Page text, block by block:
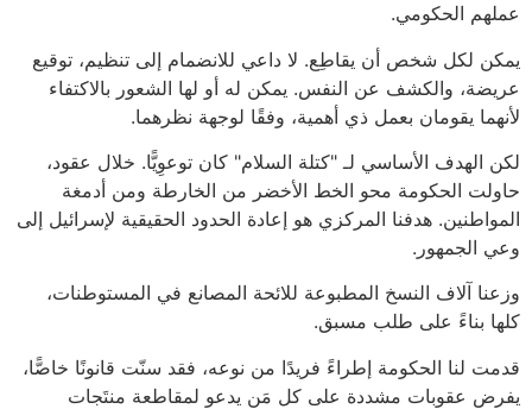
عملهم الحكومي.
يمكن لكل شخص أن يقاطِع. لا داعي للانضمام إلى تنظيم، توقيع
عريضة، والكشف عن النفس. يمكن له أو لها الشعور بالاكتفاء
لأنهما يقومان بعمل ذي أهمية، وفقًا لوجهة نظرهما.
لكن الهدف الأساسي لـ "كتلة السلام" كان توعوِيًّا. خلال عقود،
حاولت الحكومة محو الخط الأخضر من الخارطة ومن أدمغة
المواطنين. هدفنا المركزي هو إعادة الحدود الحقيقية لإسرائيل إلى
وعي الجمهور.
وزعنا آلاف النسخ المطبوعة للائحة المصانع في المستوطنات،
كلها بناءً على طلب مسبق.
قدمت لنا الحكومة إطراءً فريدًا من نوعه، فقد سنّت قانونًا خاصًّا،
يفرض عقوبات مشددة على كل مَن يدعو لمقاطعة منتَجات